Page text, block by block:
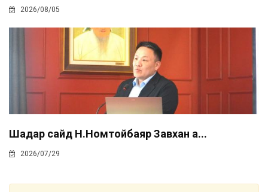
2026/08/05
Шадар сайд Н.Номтойбаяр Завхан а...
2026/07/29